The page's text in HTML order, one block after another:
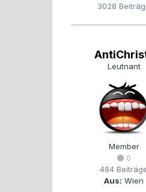
3028
Leutnant
Member
0
484
Aus: Wien